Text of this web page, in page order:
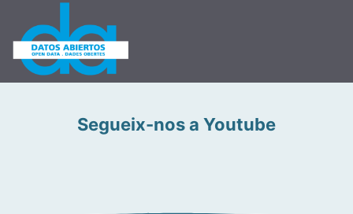
Segueix-nos a Youtube